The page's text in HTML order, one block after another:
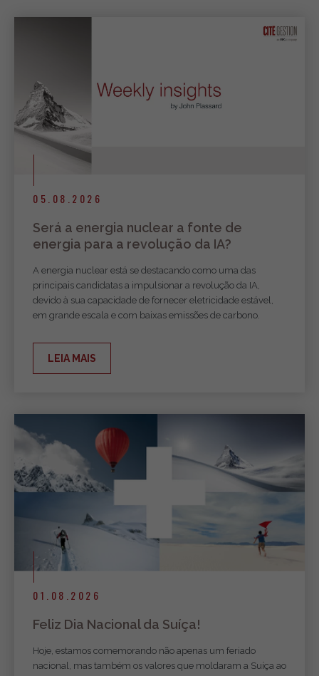
05.08.2026
Será a energia nuclear a fonte de
energia para a revolução da IA?
A energia nuclear está se destacando como uma das
principais candidatas a impulsionar a revolução da IA,
devido à sua capacidade de fornecer eletricidade estável,
em grande escala e com baixas emissões de carbono.
LEIA MAIS
01.08.2026
Feliz Dia Nacional da Suíça!
Hoje, estamos comemorando não apenas um feriado
nacional, mas também os valores que moldaram a Suíça ao